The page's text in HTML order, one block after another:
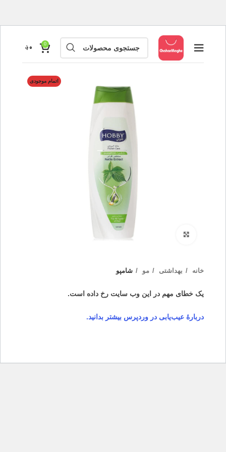
0 ۰؋
اتمام موجودی
بزرگنمایی تصویر
خانه بهداشتی مو شامپو
یک خطای مهم در این وب سایت رخ داده است.
دربارهٔ عیب‌یابی در وردپرس بیشتر بدانید.